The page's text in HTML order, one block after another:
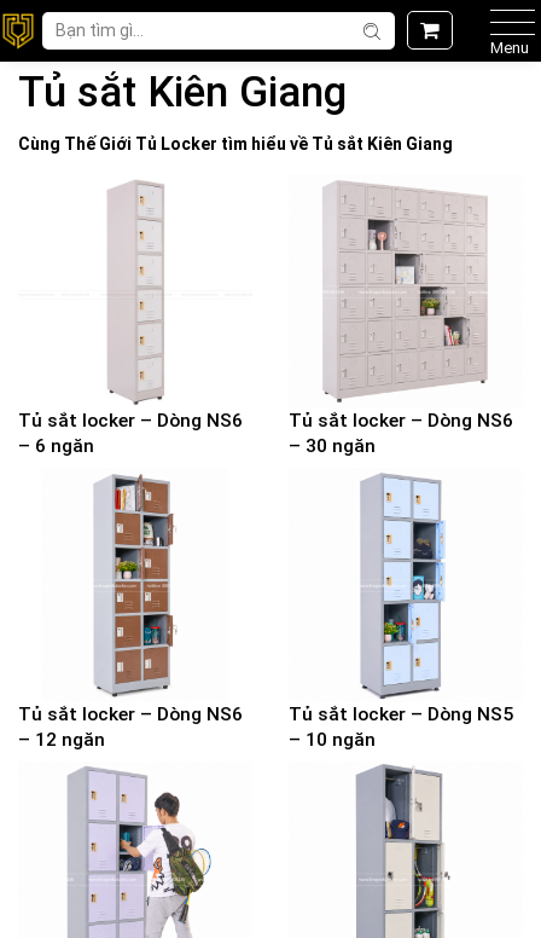
Menu
Tủ sắt Kiên Giang
Cùng Thế Giới Tủ Locker tìm hiểu về Tủ sắt Kiên Giang
Tủ sắt locker – Dòng NS6
– 6 ngăn
Tủ sắt locker – Dòng NS6
– 30 ngăn
Tủ sắt locker – Dòng NS6
– 12 ngăn
Tủ sắt locker – Dòng NS5
– 10 ngăn